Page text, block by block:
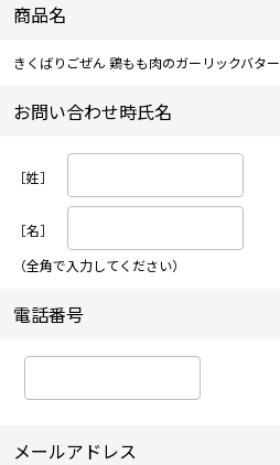
商品名
きくばりごぜん 鶏もも肉のガーリックバター
お問い合わせ時氏名
［姓］
［名］
（全角で入力してください）
電話番号
メールアドレス